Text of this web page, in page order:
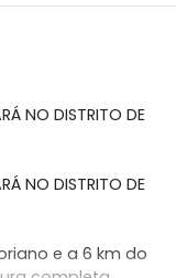
NO DISTRITO DE
NO DISTRITO DE
e a 6 km do